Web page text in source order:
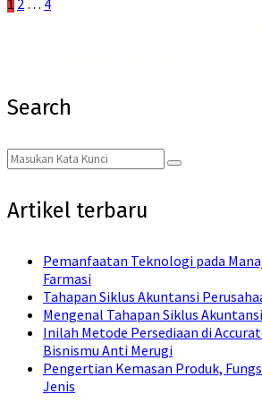
Posts
Search
Search
for:
Search
Artikel terbaru
Pemanfaatan Teknologi pada
Farmasi
Tahapan Siklus Akuntansi
Mengenal Tahapan Siklus
Inilah Metode Persediaan di
Bisnismu Anti Merugi
Pengertian Kemasan Produk,
Jenis